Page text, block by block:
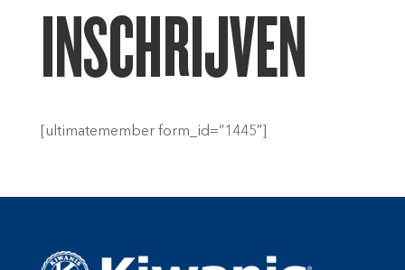
INSCHRIJVEN
[ultimatemember form_id=”1445″]